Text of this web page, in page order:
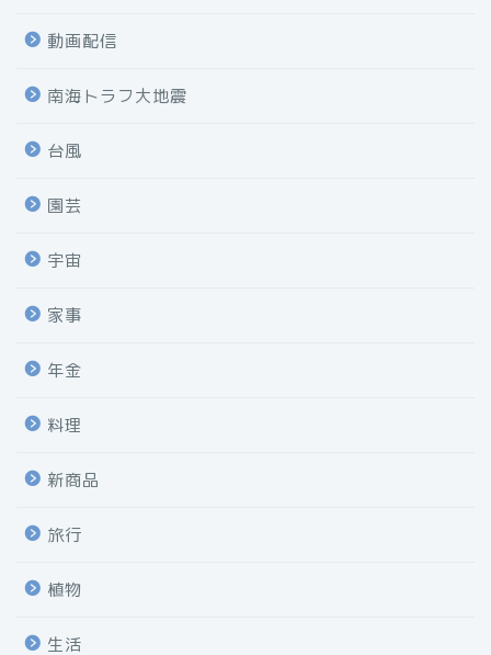
動画配信
南海トラフ大地震
台風
園芸
宇宙
家事
年金
料理
新商品
旅行
植物
生活